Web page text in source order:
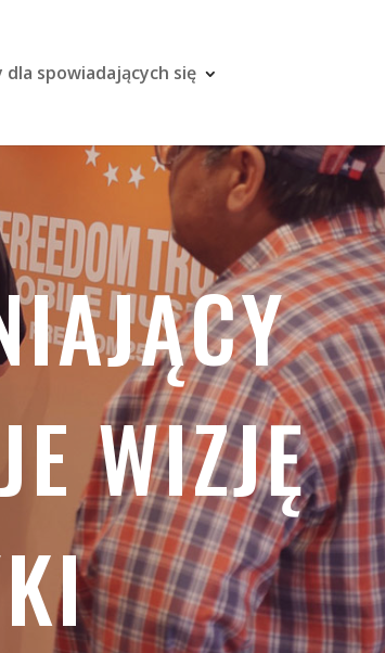
dla spowiadających się
WIZJĘ